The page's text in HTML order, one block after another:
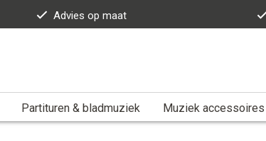
Advies op maat
Partituren & bladmuziek Muziek accessoires